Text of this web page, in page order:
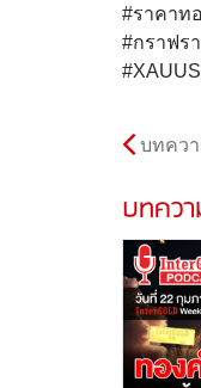
#ราคาท
#กราฟร
บทคว
บทคว